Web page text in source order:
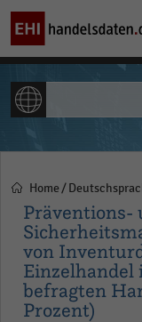
Home
Präventions-
von
Einzelhandel
befragten
Prozent)